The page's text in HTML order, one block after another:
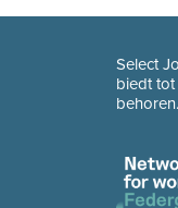
Select
biedt tot
behoren.